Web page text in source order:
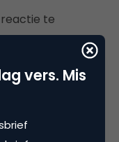
te
vers. Mis